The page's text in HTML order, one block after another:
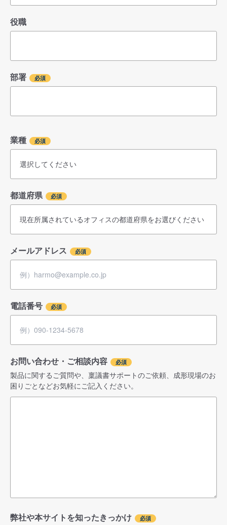
役職
部署
業種
都道府県
メールアドレス
電話番号
お問い合わせ・ご相談内容
製品に関するご質問や、稟議書サポートのご依頼、成形現場のお
困りごとなどお気軽にご記入ください。
弊社や本サイトを知ったきっかけ